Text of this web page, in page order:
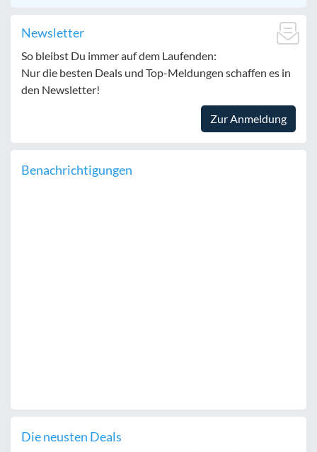
Newsletter
So bleibst Du immer auf dem Laufenden:
Nur die besten Deals und Top-Meldungen schaffen es in
den Newsletter!
Zur Anmeldung
Benachrichtigungen
Die neusten Deals